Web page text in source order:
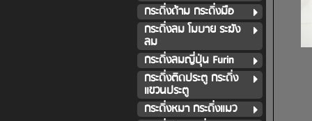
กระดิ่งด้าม กระดิ่งมือ
กระดิ่งลม โมบาย ระฆัง
ลม
กระดิ่งลมญี่ปุ่น Furin
กระดิ่งติดประตู กระดิ่ง
แขวนประตู
กระดิ่งหมา กระดิ่งแมว